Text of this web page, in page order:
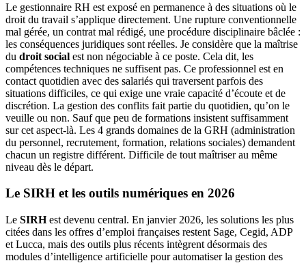
Le gestionnaire RH est exposé en permanence à des situations où le
droit du travail s’applique directement. Une rupture conventionnelle
mal gérée, un contrat mal rédigé, une procédure disciplinaire bâclée :
les conséquences juridiques sont réelles. Je considère que la maîtrise
du droit social est non négociable à ce poste. Cela dit, les
compétences techniques ne suffisent pas. Ce professionnel est en
contact quotidien avec des salariés qui traversent parfois des
situations difficiles, ce qui exige une vraie capacité d’écoute et de
discrétion. La gestion des conflits fait partie du quotidien, qu’on le
veuille ou non. Sauf que peu de formations insistent suffisamment
sur cet aspect-là. Les 4 grands domaines de la GRH (administration
du personnel, recrutement, formation, relations sociales) demandent
chacun un registre différent. Difficile de tout maîtriser au même
niveau dès le départ.
Le SIRH et les outils numériques en 2026
Le SIRHest devenu central. En janvier 2026, les solutions les plus
citées dans les offres d’emploi françaises restent Sage, Cegid, ADP
et Lucca, mais des outils plus récents intègrent désormais des
modules d’intelligence artificielle pour automatiser la gestion des